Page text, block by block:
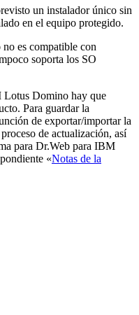
un instalador único sin
en el equipo protegido.
es compatible con
soporta los SO
Lotus Domino hay que
Para guardar la
de exportar/importar la
de actualización, así
para Dr.Web para IBM
«Notas de la